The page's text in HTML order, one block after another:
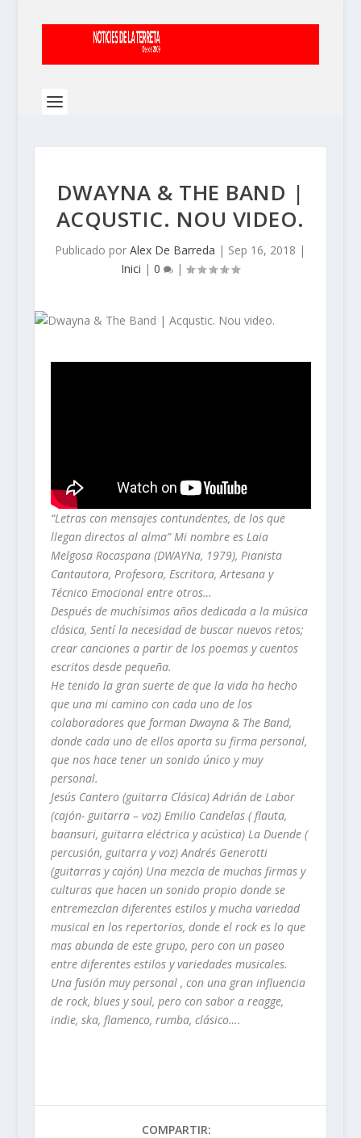
DWAYNA & THE BAND |
ACQUSTIC. NOU VIDEO.
Publicado porAlex De Barreda | Sep 16, 2018 |
Inici |0 |
“Letras con mensajes contundentes, de los que
llegan directos al alma” Mi nombre es Laia
Melgosa Rocaspana (DWAYNa, 1979), Pianista
Cantautora, Profesora, Escritora, Artesana y
Técnico Emocional entre otros…
Después de muchísimos años dedicada a la música
clásica, Sentí la necesidad de buscar nuevos retos;
crear canciones a partir de los poemas y cuentos
escritos desde pequeña.
He tenido la gran suerte de que la vida ha hecho
que una mi camino con cada uno de los
colaboradores que forman Dwayna & The Band,
donde cada uno de ellos aporta su firma personal,
que nos hace tener un sonido único y muy
personal.
Jesús Cantero (guitarra Clásica) Adrián de Labor
(cajón- guitarra – voz) Emilio Candelas ( flauta,
baansuri, guitarra eléctrica y acústica) La Duende (
percusión, guitarra y voz) Andrés Generotti
(guitarras y cajón) Una mezcla de muchas firmas y
culturas que hacen un sonido propio donde se
entremezclan diferentes estilos y mucha variedad
musical en los repertorios, donde el rock es lo que
mas abunda de este grupo, pero con un paseo
entre diferentes estilos y variedades musicales.
Una fusión muy personal , con una gran influencia
de rock, blues y soul, pero con sabor a reagge,
indie, ska, flamenco, rumba, clásico….
COMPARTIR: